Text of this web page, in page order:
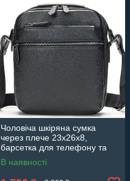
Чоловіча шкіряна сумка
через плече 23х26х8,
барсетка для телефону та
документів Tiding Bag 711511
чорна
В наявності